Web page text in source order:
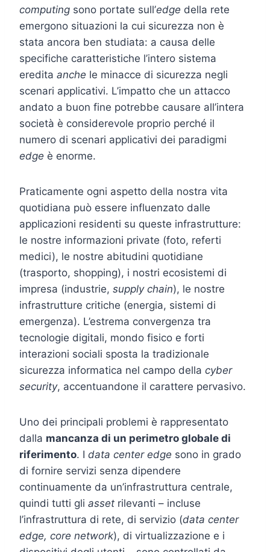
computing sono portate sull’edge della rete
emergono situazioni la cui sicurezza non è
stata ancora ben studiata: a causa delle
specifiche caratteristiche l’intero sistema
eredita anche le minacce di sicurezza negli
scenari applicativi. L’impatto che un attacco
andato a buon fine potrebbe causare all’intera
società è considerevole proprio perché il
numero di scenari applicativi dei paradigmi
edge è enorme.
Praticamente ogni aspetto della nostra vita
quotidiana può essere influenzato dalle
applicazioni residenti su queste infrastrutture:
le nostre informazioni private (foto, referti
medici), le nostre abitudini quotidiane
(trasporto, shopping), i nostri ecosistemi di
impresa (industrie, supply chain), le nostre
infrastrutture critiche (energia, sistemi di
emergenza). L’estrema convergenza tra
tecnologie digitali, mondo fisico e forti
interazioni sociali sposta la tradizionale
sicurezza informatica nel campo della cyber
security, accentuandone il carattere pervasivo.
Uno dei principali problemi è rappresentato
dalla mancanza di un perimetro globale di
riferimento. I data center edge sono in grado
di fornire servizi senza dipendere
continuamente da un’infrastruttura centrale,
quindi tutti gli asset rilevanti – incluse
l’infrastruttura di rete, di servizio (data center
edge, core network), di virtualizzazione e i